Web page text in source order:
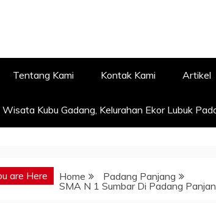
Tentang Kami Kontak Kami Artikel
Wisata Kubu Gadang, Kelurahan Ekor Lubuk
are Here Home
Padang Panjang
SMA N 1 Sumbar Di Padang